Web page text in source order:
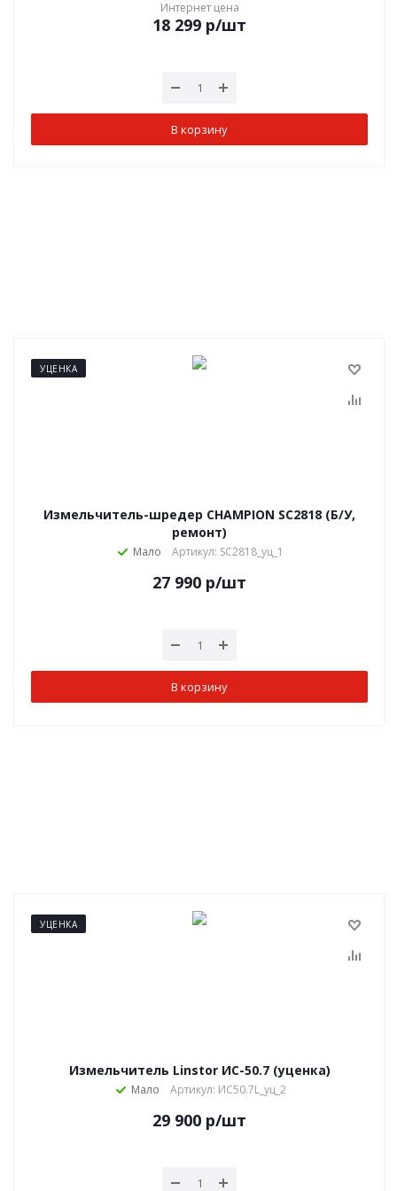
Интернет цена
18 299 р/шт
В корзину
УЦЕНКА
Измельчитель-шредер CHAMPION SC2818 (Б/У,
ремонт)
Мало Артикул: SC2818_уц_1
27 990 р/шт
В корзину
УЦЕНКА
Измельчитель Linstor ИС-50.7 (уценка)
Мало Артикул: ИС50.7L_уц_2
29 900 р/шт